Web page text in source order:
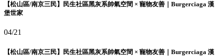
【松山區/南京三民】民生社區黑灰系帥氣空間 × 寵物友善｜Burgerciaga 漢
堡世家
04/21
【松山區/南京三民】民生社區黑灰系帥氣空間 × 寵物友善｜Burgerciaga 漢